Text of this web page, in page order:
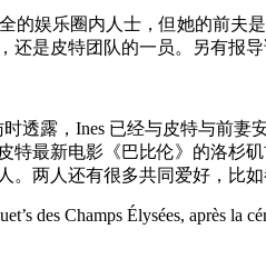
娱乐圈内人士，但她的前夫
是皮特团队的一员。另有报
透露，Ines 已经与皮特与前
最新电影《巴比伦》的洛杉
两人还有很多共同爱好，比如
des Champs Élysées, après la